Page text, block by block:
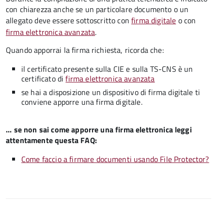
con chiarezza anche se un particolare documento o un
allegato deve essere sottoscritto confirma digitale o con
firma elettronica avanzata.
Quando apporrai la firma richiesta, ricorda che:
il certificato presente sulla CIE e sulla TS-CNS è un
certificato difirma elettronica avanzata
se hai a disposizione un dispositivo di firma digitale ti
conviene apporre una firma digitale.
... se non sai come apporre una firma elettronica leggi
attentamente questa FAQ:
Come faccio a firmare documenti usando File Protector?